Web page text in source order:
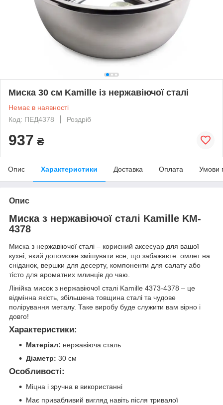
Миска 30 см Kamille із нержавіючої сталі
Немає в наявності
Код: ПЕД4378
Роздріб
937 ₴
Опис Характеристики Доставка Оплата Умови
Опис
Миска з нержавіючої сталі Kamille KM-
4378
Миска з нержавіючої сталі – корисний аксесуар для вашої
кухні, який допоможе змішувати все, що забажаєте: омлет на
сніданок, вершки для десерту, компоненти для салату або
тісто для ароматних млинців до чаю.
Лінійка мисок з нержавіючої сталі Kamille 4373-4378 – це
відмінна якість, збільшена товщина сталі та чудове
полірування металу. Таке виробу буде служити вам вірно і
довго!
Характеристики:
Матеріал: нержавіюча сталь
Діаметр: 30 см
Особливості:
Міцна і зручна в використанні
Має привабливий вигляд навіть після тривалої